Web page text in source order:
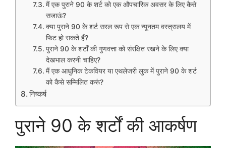
मैं एक पुराने 90 के शर्ट को एक औपचारिक अवसर के लिए कैसे
सजाऊं?
क्या पुराने 90 के शर्ट सरल रूप से एक न्यूनतम वस्त्रालय में
फिट हो सकते हैं?
पुराने 90 के शर्टों की गुणवत्ता को संरक्षित रखने के लिए क्या
देखभाल करनी चाहिए?
मैं एक आधुनिक टेकवियर या एथलेजरी लुक में पुराने 90 के शर्ट
को कैसे सम्मिलित करूं?
निष्कर्ष
पुराने 90 के शर्टों की आकर्षण